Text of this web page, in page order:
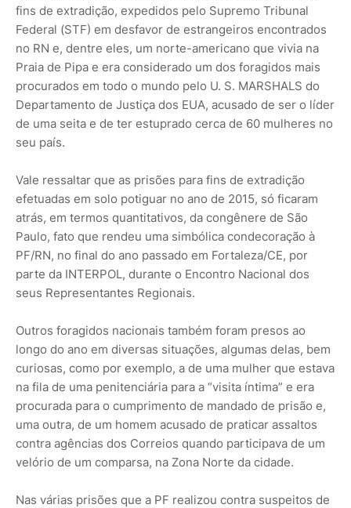
fins de extradição, expedidos pelo Supremo Tribunal
Federal (STF) em desfavor de estrangeiros encontrados
no RN e, dentre eles, um norte-americano que vivia na
Praia de Pipa e era considerado um dos foragidos mais
procurados em todo o mundo pelo U. S. MARSHALS do
Departamento de Justiça dos EUA, acusado de ser o líder
de uma seita e de ter estuprado cerca de 60 mulheres no
seu país.
Vale ressaltar que as prisões para fins de extradição
efetuadas em solo potiguar no ano de 2015, só ficaram
atrás, em termos quantitativos, da congênere de São
Paulo, fato que rendeu uma simbólica condecoração à
PF/RN, no final do ano passado em Fortaleza/CE, por
parte da INTERPOL, durante o Encontro Nacional dos
seus Representantes Regionais.
Outros foragidos nacionais também foram presos ao
longo do ano em diversas situações, algumas delas, bem
curiosas, como por exemplo, a de uma mulher que estava
na fila de uma penitenciária para a “visita íntima” e era
procurada para o cumprimento de mandado de prisão e,
uma outra, de um homem acusado de praticar assaltos
contra agências dos Correios quando participava de um
velório de um comparsa, na Zona Norte da cidade.
Nas várias prisões que a PF realizou contra suspeitos de